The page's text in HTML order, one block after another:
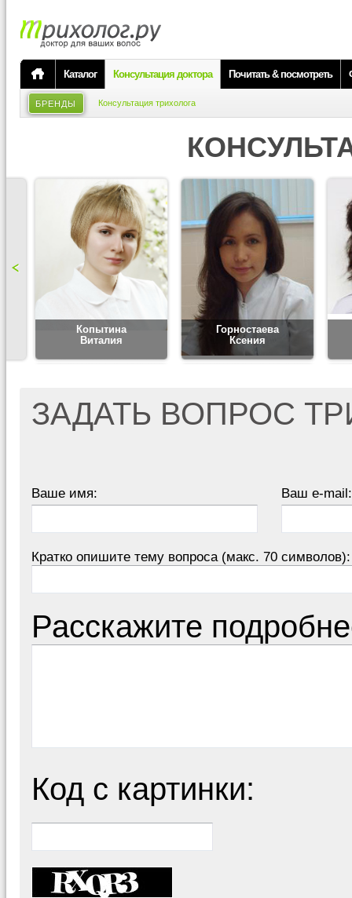
Каталог Консультация доктора Почитать & посмотреть
БРЕНДЫ Консультация трихолога
Копытина
Виталия
Горностаева
Ксения
ЗАДАТЬ ВОПРОС
Ваше имя: Ваш e-mail:
Кратко опишите тему вопроса (макс. 70 символов):
Расскажите
Код с картинки: